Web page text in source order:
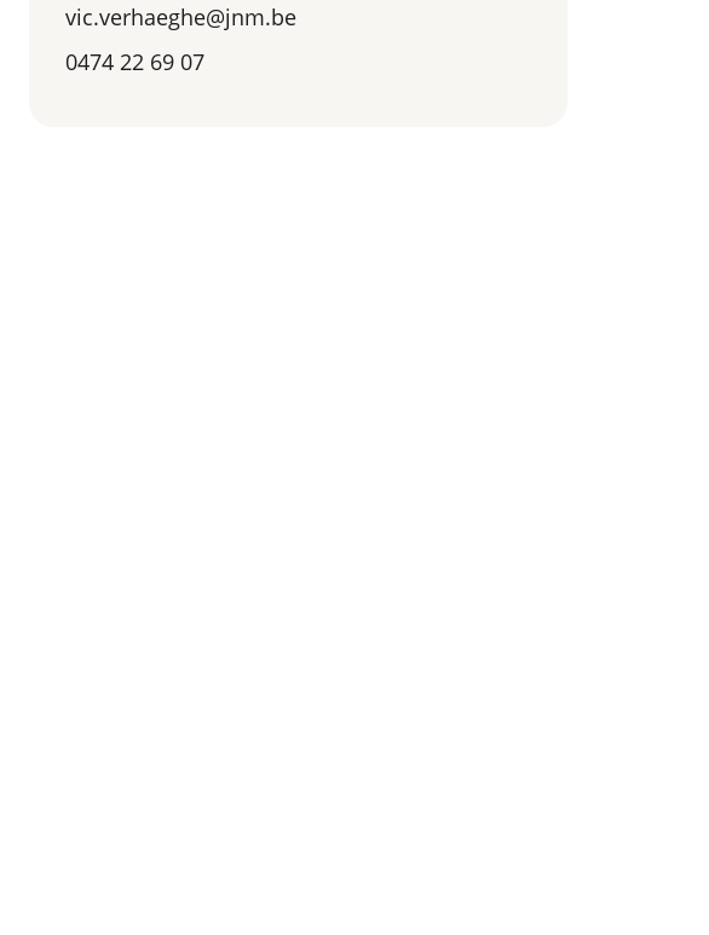
vic.verhaeghe@jnm.be
0474 22 69 07